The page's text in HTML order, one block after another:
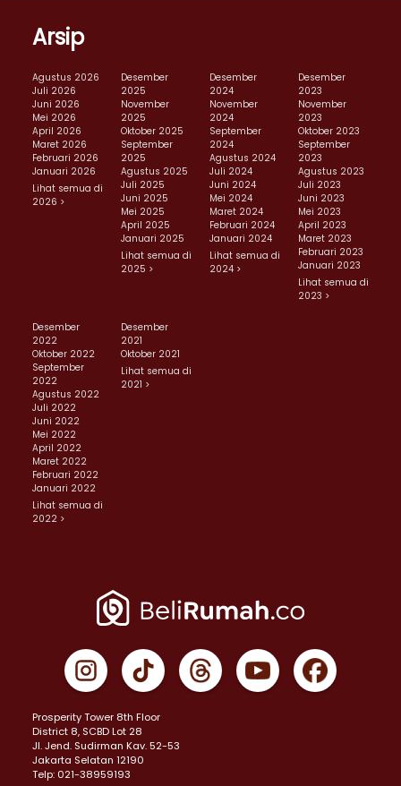
Arsip
Agustus 2026
Juli 2026
Juni 2026
Mei 2026
April 2026
Maret 2026
Februari 2026
Januari 2026
Lihat semua di
2026 >
Desember
2025
November
2025
Oktober 2025
September
2025
Agustus 2025
Juli 2025
Juni 2025
Mei 2025
April 2025
Januari 2025
Lihat semua di
2025 >
Desember
2024
November
2024
September
2024
Agustus 2024
Juli 2024
Juni 2024
Mei 2024
Maret 2024
Februari 2024
Januari 2024
Lihat semua di
2024 >
Desember
2023
November
2023
Oktober 2023
September
2023
Agustus 2023
Juli 2023
Juni 2023
Mei 2023
April 2023
Maret 2023
Februari 2023
Januari 2023
Lihat semua di
2023 >
Desember
2022
Oktober 2022
September
2022
Agustus 2022
Juli 2022
Juni 2022
Mei 2022
April 2022
Maret 2022
Februari 2022
Januari 2022
Lihat semua di
2022 >
Desember
2021
Oktober 2021
Lihat semua di
2021 >
Prosperity Tower 8th Floor
District 8, SCBD Lot 28
JI. Jend. Sudirman Kav. 52-53
Jakarta Selatan 12190
Telp: 021-38959193